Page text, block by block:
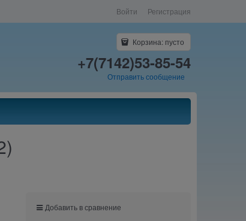
Войти Регистрация
Корзина: пусто
+7(7142)53-85-54
Отправить сообщение
Добавить в сравнение